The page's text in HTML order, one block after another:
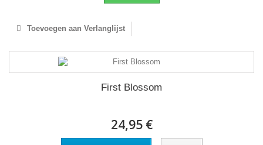
Toevoegen aan Verlanglijst
First Blossom
24,95 €